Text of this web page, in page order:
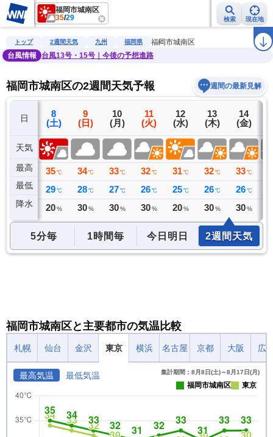
福岡市城南区
35/29 検索 現在地
雨雲レーダー 台風情報 地震情報 警報・注意報 ラ
トップ 2週間天気 九州 福岡県
福岡市城南区
台風情報
台風13号・15号｜今後の予想進路
福岡市城南区の2週間天気予報 週間の最新見解
日
天気
最高
最低
降水
7
(金)
36 ℃
30 ℃
0 ミリ
8
(土)
35 ℃
29 ℃
20 %
9
(日)
34 ℃
28 ℃
30 %
10
(月)
33 ℃
27 ℃
30 %
11
(火)
32 ℃
26 ℃
30 %
12
(水)
31 ℃
25 ℃
20 %
13
(木)
32 ℃
26 ℃
30 %
14
(金)
33 ℃
26 ℃
30 %
5分毎 1時間毎 今日明日 2週間天気
福岡市城南区と主要都市の気温比較
札幌 仙台 金沢 東京 横浜 名古屋 京都 大阪 広
最高気温 最低気温 集計期間：8月8日(土)～8月17日(月)
福岡市城南区 東京